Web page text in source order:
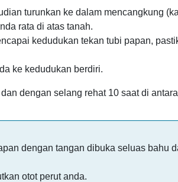
turunkan ke dalam mencangkung
rata di atas tanah.
kedudukan tekan tubi papan,
ke kedudukan berdiri.
dengan selang rehat 10 saat di antara
dengan tangan dibuka seluas bahu
otot perut anda.